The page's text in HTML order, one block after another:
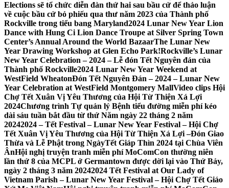
Elections sẽ tổ chức diễn đàn thứ hai sau bầu cử để thảo luận
về cuộc bầu cử bỏ phiếu qua thư năm 2023 của Thành phố
Rockville trong tiểu bang Maryland2024 Lunar New Year Lion
Dance with Hung Ci Lion Dance Troupe at Silver Spring Town
Center’s Annual Around the World BazaarThe Lunar New
Year Drawing Workshop at Glen Echo Park!Rockville’s Lunar
New Year Celebration – 2024 – Lễ đón Tết Nguyên đán của
Thành phố Rockville2024 Lunar New Year Weekend at
WestField WheatonĐón Tết Nguyên Đán – 2024 – Lunar New
Year Celebration at WestField Montgomery MallVideo clips Hội
Chợ Tết Xuân Vị Yêu Thương của Hội Từ Thiện Xá Lợi
2024Chương trình Tự quản lý Bệnh tiểu đường miễn phí kéo
dài sáu tuần bắt đầu từ thứ Năm ngày 22 tháng 2 năm
20242024 – Tết Festival – Lunar New Year Festival – Hội Chợ
Tết Xuân Vị Yêu Thương của Hội Từ Thiện Xá Lợi –Đón Giao
Thừa và Lễ Phật trong NgàyTết Giáp Thìn 2024 tại Chùa Viên
ÂnHội nghị truyện tranh miễn phí MoComCon thường niên
lần thứ 8 của MCPL ở Germantown được dời lại vào Thứ Bảy,
ngày 2 tháng 3 năm 20242024 Tết Festival at Our Lady of
Vietnam Parish – Lunar New Year Festival – Hội Chợ Tết Giáo